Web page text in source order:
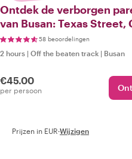
Ontdek de verborgen
van Busan: Texas Street,
Town & Dakbatgol Mural
58 beoordelingen
2 hours | Off the beaten track | Busan
€45.00
per persoon
Prijzen in EUR·Wijzigen